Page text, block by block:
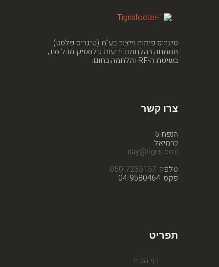
טיגריס פיתוח וייצור בע"מ (טיגריס פלסט)
מתמחה בהלחמת יריעות פלסטיק מכל סוג,
בשיטת ה-RF והלחמה בחום.
צרו קשר
הנפח 5
כרמיאל
itay@tigris.co.il
טלפון: 050-7235157
פקס: 04-9580464
תפריט
דף הבית